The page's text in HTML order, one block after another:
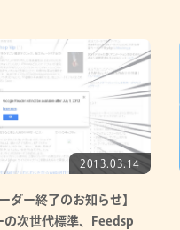
2013.03.14
ダー終了のお知らせ】
の次世代標準、Feedspot